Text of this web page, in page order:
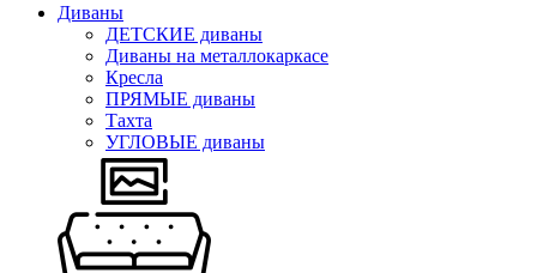
Диваны
ДЕТСКИЕ диваны
Диваны на металлокаркасе
Кресла
ПРЯМЫЕ диваны
Тахта
УГЛОВЫЕ диваны